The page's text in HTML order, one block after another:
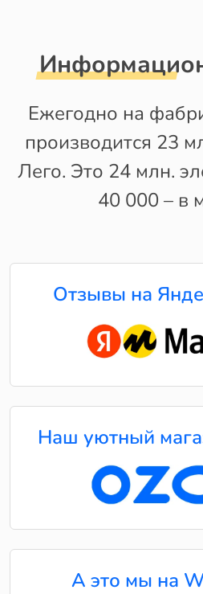
Ежегодно на
производится 23
Лего. Это 24 млн.
40 000 – в
Отзывы на
Наш уютный
А это мы на